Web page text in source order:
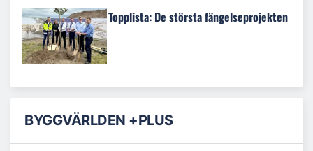
Topplista: De största fängelseprojekten
BYGGVÄRLDEN +PLUS